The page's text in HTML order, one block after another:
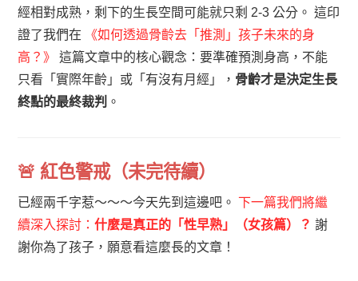
經相對成熟，剩下的生長空間可能就只剩 2-3 公分。 這印
證了我們在
《如何透過骨齡去「推測」孩子未來的身
高？》
這篇文章中的核心觀念：要準確預測身高，不能
只看「實際年齡」或「有沒有月經」， 骨齡才是決定生長
終點的最終裁判 。
🚨 紅色警戒（未完待續）
已經兩千字惹～～～今天先到這邊吧。 下一篇我們將繼
續深入探討：什麼是真正的「性早熟」（女孩篇）？ 謝
謝你為了孩子，願意看這麼長的文章！